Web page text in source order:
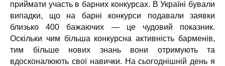
приймати участь в барних конкурсах. В Україні бували
випадки, що на барні конкурси подавали заявки
близько 400 бажаючих — це чудовий показник.
Оскільки чим більша конкурсна активність барменів,
тим більше нових знань вони отримують та
вдосконалюють свої навички. На сьогоднішній день я